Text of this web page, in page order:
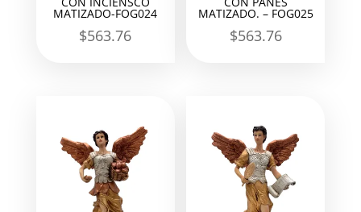
MATIZADO-FOG024
$563.76
MATIZADO. – FOG025
$563.76